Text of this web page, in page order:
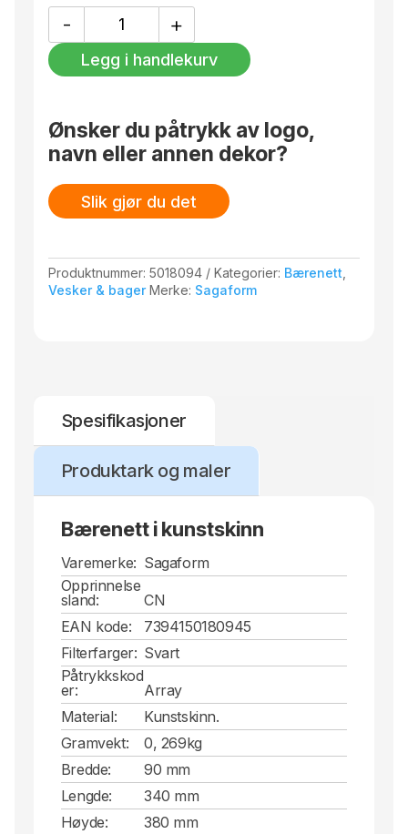
-
kunstskinn
antall
+
Legg i handlekurv
Ønsker du påtrykk av logo,
navn eller annen dekor?
Slik gjør du det
Produktnummer:5018094 Kategorier: Bærenett
Vesker & bager Merke: Sagaform
Spesifikasjoner
Produktark og maler
Bærenett i kunstskinn
Varemerke: Sagaform
Opprinnelse
sland:
CN
EAN kode:
7394150180945
Filterfarger: Svart
Påtrykkskod
er:
Array
Material:
Kunstskinn.
Gramvekt:
0, 269kg
Bredde:
90 mm
Lengde:
340 mm
Høyde:
380 mm